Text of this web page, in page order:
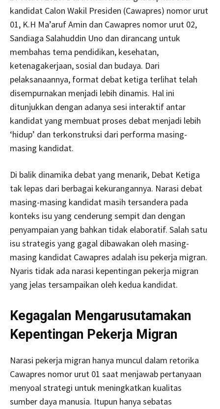
kandidat Calon Wakil Presiden (Cawapres) nomor urut
01, K.H Ma’aruf Amin dan Cawapres nomor urut 02,
Sandiaga Salahuddin Uno dan dirancang untuk
membahas tema pendidikan, kesehatan,
ketenagakerjaan, sosial dan budaya. Dari
pelaksanaannya, format debat ketiga terlihat telah
disempurnakan menjadi lebih dinamis. Hal ini
ditunjukkan dengan adanya sesi interaktif antar
kandidat yang membuat proses debat menjadi lebih
‘hidup’ dan terkonstruksi dari performa masing-
masing kandidat.
Di balik dinamika debat yang menarik, Debat Ketiga
tak lepas dari berbagai kekurangannya. Narasi debat
masing-masing kandidat masih tersandera pada
konteks isu yang cenderung sempit dan dengan
penyampaian yang bahkan tidak elaboratif. Salah satu
isu strategis yang gagal dibawakan oleh masing-
masing kandidat Cawapres adalah isu pekerja migran.
Nyaris tidak ada narasi kepentingan pekerja migran
yang jelas tersampaikan oleh kedua kandidat.
Kegagalan Mengarusutamakan
Kepentingan Pekerja Migran
Narasi pekerja migran hanya muncul dalam retorika
Cawapres nomor urut 01 saat menjawab pertanyaan
menyoal strategi untuk meningkatkan kualitas
sumber daya manusia. Itupun hanya sebatas